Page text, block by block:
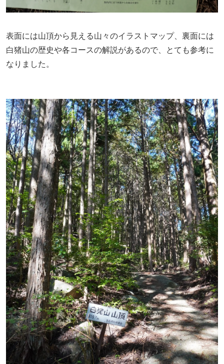
表面には山頂から見える山々のイラストマップ、裏面には
白猪山の歴史や各コースの解説があるので、とても参考に
なりました。